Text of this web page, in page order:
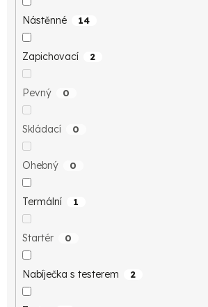
Nástěnné 14
Zapichovací 2
Pevný 0
Skládací 0
Ohebný 0
Termální 1
Startér 0
Nabíječka s testerem 2